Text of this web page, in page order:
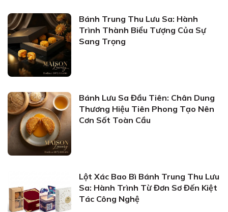
Bánh Trung Thu Lưu Sa: Hành
Trình Thành Biểu Tượng Của Sự
Sang Trọng
Bánh Lưu Sa Đầu Tiên: Chân Dung
Thương Hiệu Tiên Phong Tạo Nên
Cơn Sốt Toàn Cầu
Lột Xác Bao Bì Bánh Trung Thu Lưu
Sa: Hành Trình Từ Đơn Sơ Đến Kiệt
Tác Công Nghệ